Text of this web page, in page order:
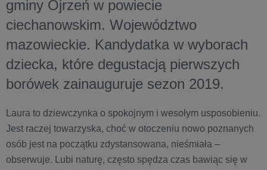
gminy Ojrzeń w powiecie
ciechanowskim. Województwo
mazowieckie. Kandydatka w wyborach
dziecka, które degustacją pierwszych
borówek zainauguruje sezon 2019.
Laura to dziewczynka o spokojnym i wesołym usposobieniu.
Jest raczej towarzyska, choć w otoczeniu nowo poznanych
osób jest na początku zdystansowana, nieśmiała –
obserwuje. Lubi naturę, często spędza czas bawiąc się w